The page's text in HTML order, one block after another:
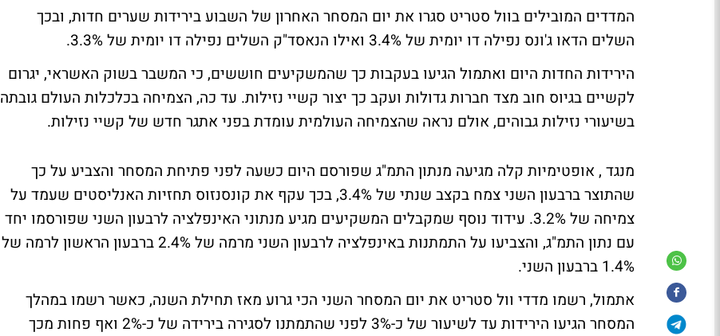
המדדים המובילים בוול סטריט סגרו את יום המסחר האחרון של השבוע בירידות שערים חדות, ובכך
השלים הדאו ג'ונס נפילה דו יומית של 3.4% ואילו הנאסד"ק השלים נפילה דו יומית של 3.3%.
הירידות החדות היום ואתמול הגיעו בעקבות כך שהמשקיעים חוששים, כי המשבר בשוק האשראי, יגרום
לקשיים בגיוס חוב מצד חברות גדולות ועקב כך יצור קשיי נזילות. עד כה, הצמיחה בכלכלות העולם גובתה
בשיעורי נזילות גבוהים, אולם נראה שהצמיחה העולמית עומדת בפני אתגר חדש של קשיי נזילות.
מנגד , אופטימיות קלה מגיעה מנתון התמ"ג שפורסם היום כשעה לפני פתיחת המסחר והצביע על כך
שהתוצר ברבעון השני צמח בקצב שנתי של 3.4%, בכך עקף את קונסנזוס תחזיות האנליסטים שעמד על
צמיחה של 3.2%. עידוד נוסף שמקבלים המשקיעים מגיע מנתוני האינפלציה לרבעון השני שפורסמו יחד
עם נתון התמ"ג, והצביעו על התמתנות באינפלציה לרבעון השני מרמה של 2.4% ברבעון הראשון לרמה של
1.4% ברבעון השני.
אתמול, רשמו מדדי וול סטריט את יום המסחר השני הכי גרוע מאז תחילת השנה, כאשר רשמו במהלך
המסחר הגיעו הירידות עד לשיעור של כ-3% לפני שהתמתנו לסגירה בירידה של כ-2% ואף פחות מכך